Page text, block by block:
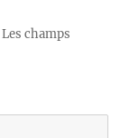
Les champs